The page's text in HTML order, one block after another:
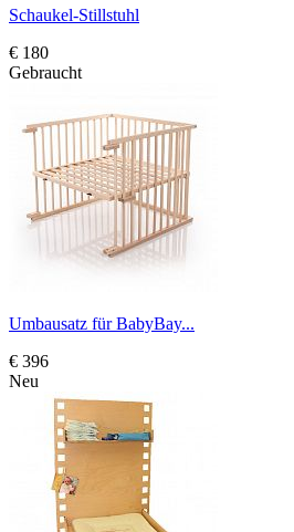
Schaukel-Stillstuhl
€ 180
Gebraucht
Umbausatz für BabyBay...
€ 396
Neu